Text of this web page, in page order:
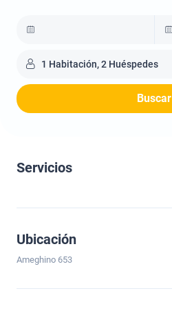
1 Habitación, 2 Huéspedes
Buscar
Servicios
Ubicación
Ameghino 653